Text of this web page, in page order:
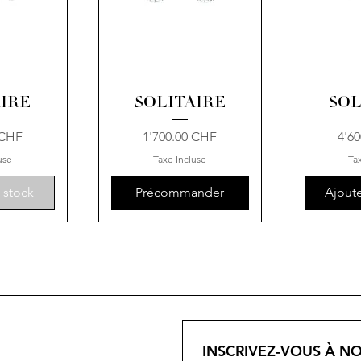
stock
SOLITAIRE
Prix
1'700.00 CHF
Taxe Incluse
Précommander
Prix
INSCRIVEZ-VOUS À